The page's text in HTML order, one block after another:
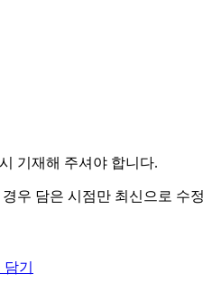
기재해 주셔야 합니다.
우 담은 시점만 최신으로 수정
기